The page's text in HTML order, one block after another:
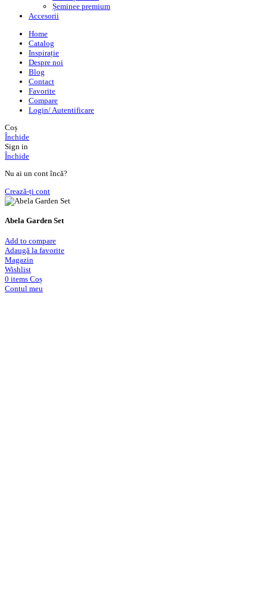
Șeminee premium
Accesorii
Home
Catalog
Inspirație
Despre noi
Blog
Contact
Favorite
Compare
Login/ Autentificare
Coș
Închide
Sign in
Închide
Nu ai un cont încă?
Crează-ți cont
Abela Garden Set
Add to compare
Adaugă la favorite
Magazin
Wishlist
0 items Coș
Contul meu